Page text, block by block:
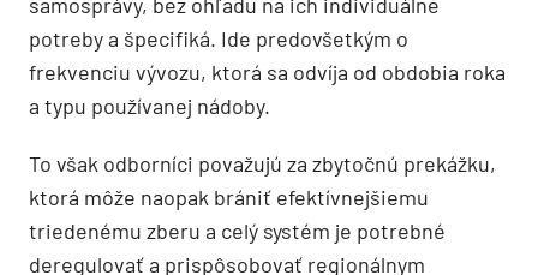
potreby a špecifiká. Ide predovšetkým o
frekvenciu vývozu, ktorá sa odvíja od obdobia roka
a typu používanej nádoby.
To však odborníci považujú za zbytočnú prekážku,
ktorá môže naopak brániť efektívnejšiemu
triedenému zberu a celý systém je potrebné
deregulovať a prispôsobovať regionálnym